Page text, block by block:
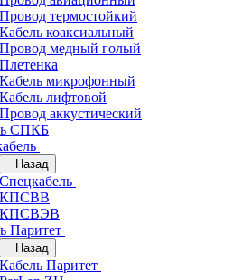
Провод термостойкий
Кабель коаксиальный
Провод медный голый
Плетенка
Кабель микрофонный
Кабель лифтовой
Провод аккустический
СПКБ
Назад
Спецкабель
КПСВВ
КПСВЭВ
Паритет
Назад
Кабель Паритет